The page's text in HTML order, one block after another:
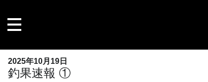
キ
2025年10月19日
釣果速報 ①